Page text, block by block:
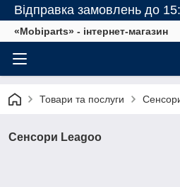
Відправка замовлень до
«Mobiparts» - інтернет-магазин
Товари та послуги
Сенсори Leagoo